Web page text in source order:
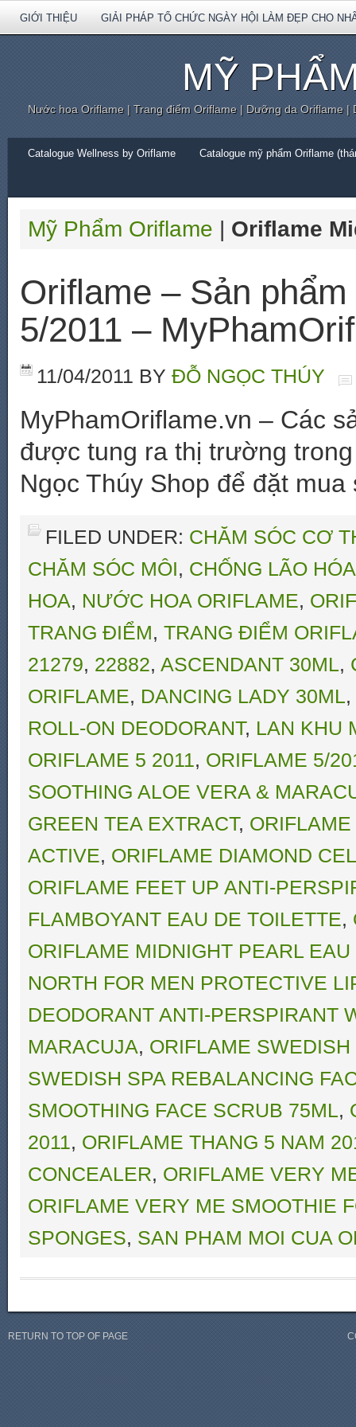
GIỚI THIỆU GIẢI PHÁP TỔ CHỨC NGÀY HỘI LÀM ĐẸP CHO
MỸ
Nước hoa Oriflame | Trang điểm Oriflame | Dưỡng da Oriflame
Catalogue Wellness by Oriflame Catalogue mỹ phẩm Oriflame
Mỹ Phẩm Oriflame | Oriflame
Oriflame – Sản
5/2011 –
11/04/2011 BY ĐỖ NGỌC THÚY
MyPhamOriflame.vn – Các
được tung ra thị trường
Ngọc Thúy Shop để đặt mua
FILED UNDER: CHĂM SÓC CƠ
CHĂM SÓC MÔI, CHỐNG LÃO HÓA
HOA, NƯỚC HOA ORIFLAME,
TRANG ĐIỂM, TRANG ĐIỂM
21279, 22882, ASCENDANT 30ML,
ORIFLAME, DANCING LADY 30ML,
ROLL-ON DEODORANT, LAN KHU
ORIFLAME 5 2011, ORIFLAME 5/
SOOTHING ALOE VERA &
GREEN TEA EXTRACT,
ACTIVE, ORIFLAME DIAMOND
ORIFLAME FEET UP ANTI-
FLAMBOYANT EAU DE TOILETTE,
ORIFLAME MIDNIGHT PEARL
NORTH FOR MEN PROTECTIVE
DEODORANT ANTI-PERSPIRANT
MARACUJA, ORIFLAME
SWEDISH SPA REBALANCING
SMOOTHING FACE SCRUB 75ML,
2011, ORIFLAME THANG 5 NAM
CONCEALER, ORIFLAME VERY
ORIFLAME VERY ME SMOOTHIE
SPONGES, SAN PHAM MOI CUA
RETURN TO TOP OF PAGE